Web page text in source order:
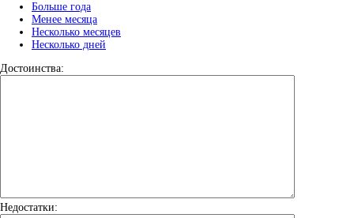
Больше года
Менее месяца
Несколько месяцев
Несколько дней
Достоинства:
Недостатки: